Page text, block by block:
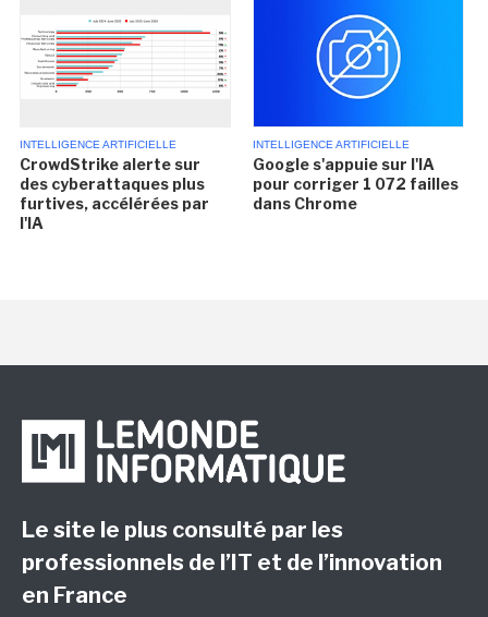
INTELLIGENCE ARTIFICIELLE
CrowdStrike alerte sur
des cyberattaques plus
furtives, accélérées par
l'IA
INTELLIGENCE ARTIFICIELLE
Google s'appuie sur l'IA
pour corriger 1 072 failles
dans Chrome
Le site le plus consulté par les
professionnels de l’IT et de l’innovation
en France